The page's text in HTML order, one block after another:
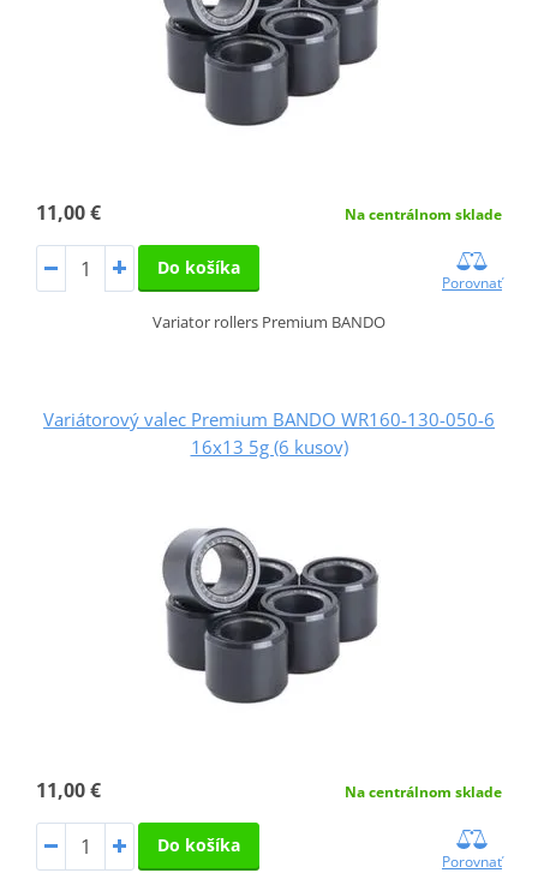
11,00 € Na centrálnom sklade
Do košíka
Porovnať
Variator rollers Premium BANDO
Variátorový valec Premium BANDO WR160-130-050-6
16x13 5g (6 kusov)
11,00 € Na centrálnom sklade
Do košíka
Porovnať